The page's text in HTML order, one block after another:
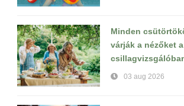
Minden
várják a nézőket a
03 aug 2026